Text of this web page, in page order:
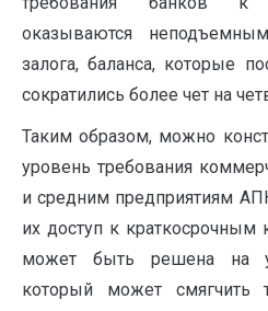
оказываются
залога, баланса, которые
сократились более чет на
Таким образом, можно
уровень требования
и средним предприятиям
их доступ к краткосрочным
может быть решена на
который может смягчить